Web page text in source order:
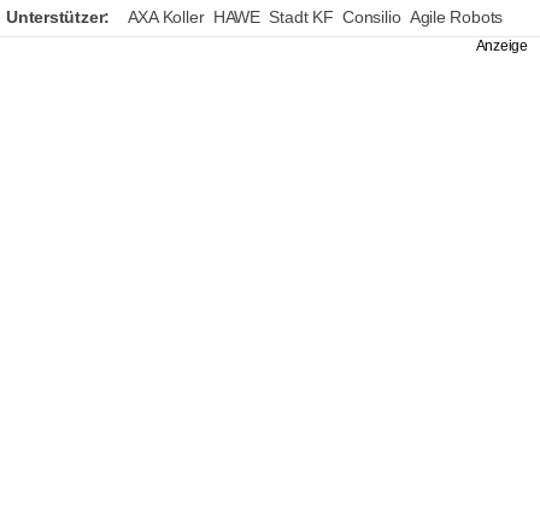
Unterstützer: AXA Koller HAWE Stadt KF Consilio Agile Robots